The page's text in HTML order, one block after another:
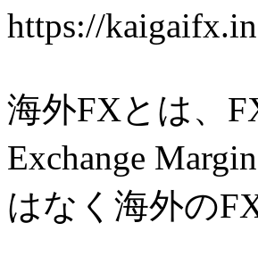
https://
海外FXとは、
Exchange
はなく海外の